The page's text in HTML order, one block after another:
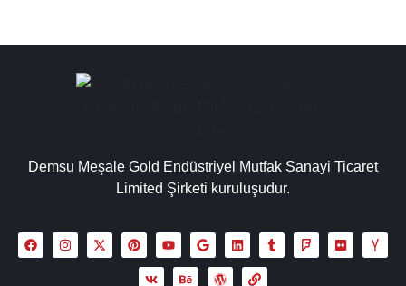
Demsu Meşale Gold Endüstriyel Mutfak Sanayi Ticaret
Limited Şirketi kuruluşudur.